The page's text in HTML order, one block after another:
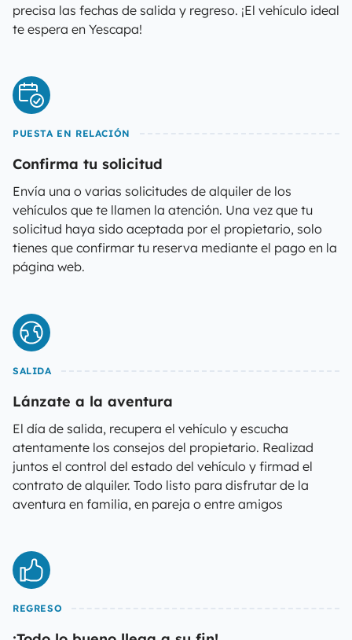
precisa las fechas de salida y regreso. ¡El vehículo ideal
te espera en Yescapa!
PUESTA EN RELACIÓN
Confirma tu solicitud
Envía una o varias solicitudes de alquiler de los
vehículos que te llamen la atención. Una vez que tu
solicitud haya sido aceptada por el propietario, solo
tienes que confirmar tu reserva mediante el pago en la
página web.
SALIDA
Lánzate a la aventura
El día de salida, recupera el vehículo y escucha
atentamente los consejos del propietario. Realizad
juntos el control del estado del vehículo y firmad el
contrato de alquiler. Todo listo para disfrutar de la
aventura en familia, en pareja o entre amigos
REGRESO